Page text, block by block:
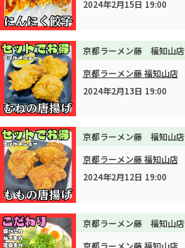
2024年2月15日 19:00
京都ラーメン藤 福知山店
京都ラーメン藤 福知山店
2024年2月13日 19:00
京都ラーメン藤 福知山店
京都ラーメン藤 福知山店
2024年2月12日 19:00
京都ラーメン藤 福知山店
京都ラーメン藤 福知山店